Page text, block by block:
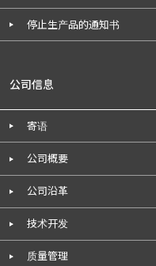
停止生产品的通知书
公司信息
寄语
公司概要
公司沿革
技术开发
质量管理